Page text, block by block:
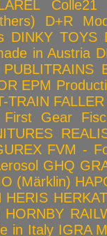
Colle21
D+R
DINKY TOYS
in Austria
EPM
TRAIN FALLER
First Gear
FVM -
GHQ
(Märklin)
HERIS HERKAT
HORNBY
in Italy IGRA